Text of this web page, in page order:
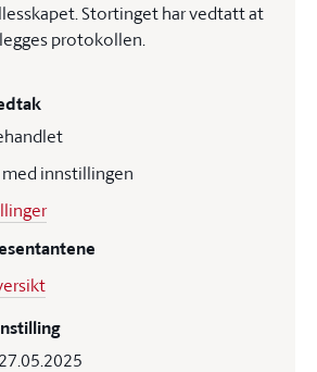
Stortinget har vedtatt at
protokollen.
med innstillingen